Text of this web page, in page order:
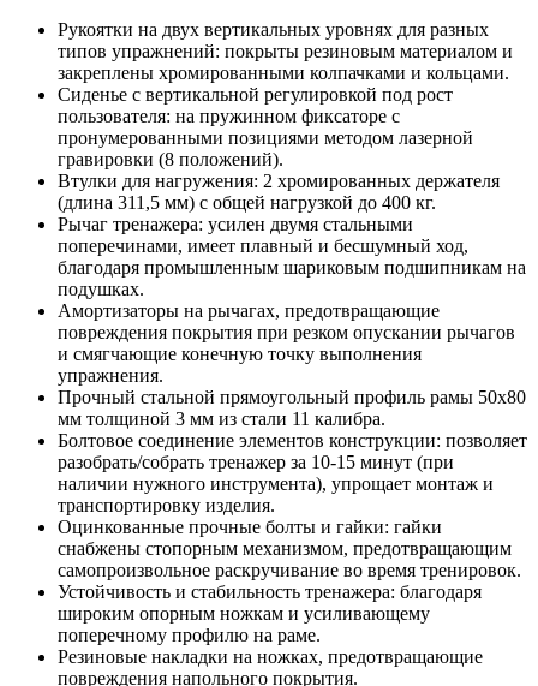
Рукоятки на двух вертикальных уровнях для разных
типов упражнений: покрыты резиновым материалом и
закреплены хромированными колпачками и кольцами.
Сиденье с вертикальной регулировкой под рост
пользователя: на пружинном фиксаторе с
пронумерованными позициями методом лазерной
гравировки (8 положений).
Втулки для нагружения: 2 хромированных держателя
(длина 311,5 мм) с общей нагрузкой до 400 кг.
Рычаг тренажера: усилен двумя стальными
поперечинами, имеет плавный и бесшумный ход,
благодаря промышленным шариковым подшипникам на
подушках.
Амортизаторы на рычагах, предотвращающие
повреждения покрытия при резком опускании рычагов
и смягчающие конечную точку выполнения
упражнения.
Прочный стальной прямоугольный профиль рамы 50х80
мм толщиной 3 мм из стали 11 калибра.
Болтовое соединение элементов конструкции: позволяет
разобрать/собрать тренажер за 10-15 минут (при
наличии нужного инструмента), упрощает монтаж и
транспортировку изделия.
Оцинкованные прочные болты и гайки: гайки
снабжены стопорным механизмом, предотвращающим
самопроизвольное раскручивание во время тренировок.
Устойчивость и стабильность тренажера: благодаря
широким опорным ножкам и усиливающему
поперечному профилю на раме.
Резиновые накладки на ножках, предотвращающие
повреждения напольного покрытия.